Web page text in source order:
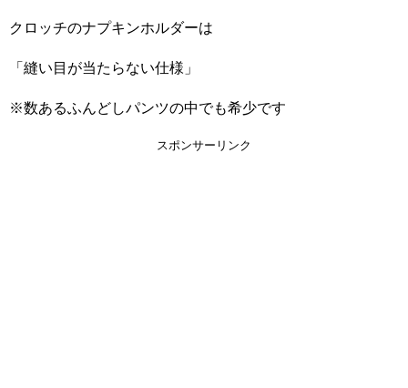
クロッチのナプキンホルダーは
「縫い目が当たらない仕様」
※数あるふんどしパンツの中でも希少です
スポンサーリンク